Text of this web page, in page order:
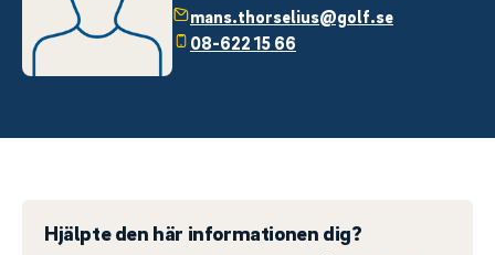
mans.thorselius@golf.se
08-622 15 66
Hjälpte den här informationen dig?